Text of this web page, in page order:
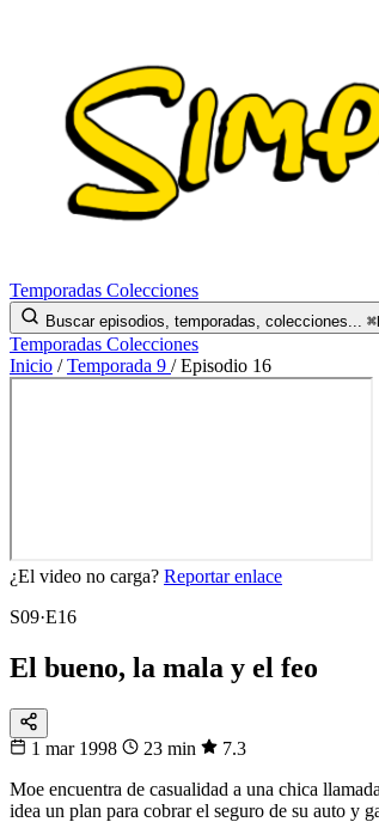
Temporadas Colecciones
Buscar episodios, temporadas, colecciones...
Temporadas Colecciones
Inicio / Temporada 9 / Episodio 16
¿El video no carga? Reportar enlace
S09·E16
El bueno, la mala y el feo
1 mar 1998 23 min
7.3
Moe encuentra de casualidad a una chica
idea un plan para cobrar el seguro de su auto y